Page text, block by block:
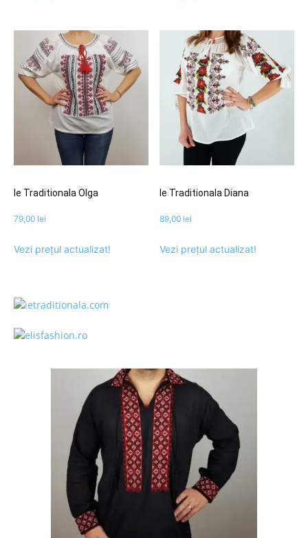
Ie Traditionala Olga
79,00 lei
Vezi prețul actualizat!
Ie Traditionala Diana
89,00 lei
Vezi prețul actualizat!